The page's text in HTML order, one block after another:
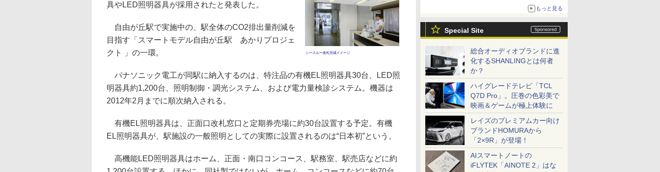
もっと見る
Special Site
総合オーディオブランドに進
化するSHANLINGとは何者
か？
ハイグレードテレビ「TCL
Q7D Pro」。圧巻の色彩美で
映画＆ゲームが極上体験に
レイズのプレミアムカー向け
ブランドHOMURAから
「2×9R」が登場！
AIスマートノートの
iFLYTEK「AINOTE 2」はな
シースルー改札完成イメージ
具やLED照明器具が採用されたと発表した。
自由が丘駅で実施中の、駅全体のCO2排出量削減を
目指す「スマートモデル自由が丘駅 あかりプロジェ
クト 」の一環。
パナソニック電工が同駅に納入するのは、特注品の有機EL照明器具30台、LED照
明器具約1,200台、照明制御・調光システム、および電力量検診システム。機器は
2012年2月までに順次納入される。
有機EL照明器具は、正面口改札窓口と定期券売場に約30台設置する予定。有機
EL照明器具が、駅施設の一般照明としての実際に設置されるのは“日本初”という。
高機能LED照明器具はホーム、正面・南口コンコース、駅務室、駅売店などに約